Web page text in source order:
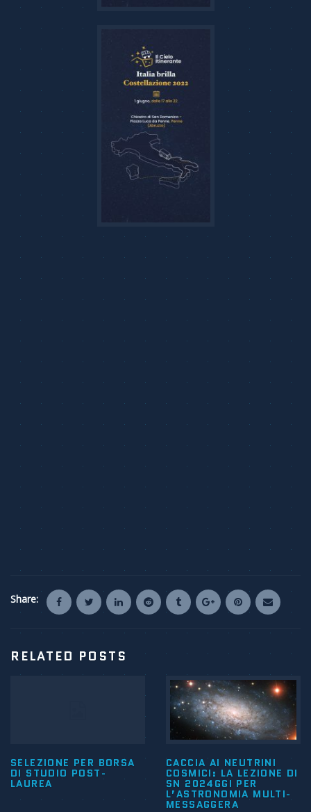
Share:
RELATED POSTS
SELEZIONE PER BORSA
DI STUDIO POST-
LAUREA
CACCIA AI NEUTRINI
COSMICI: LA LEZIONE DI
SN 2024GGI PER
L’ASTRONOMIA MULTI-
MESSAGGERA